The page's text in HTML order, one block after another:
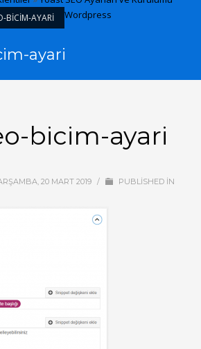
Wordpress
BICIM-AYARI
ayari
bicim-ayari
20 MART 2019 / PUBLISHED IN